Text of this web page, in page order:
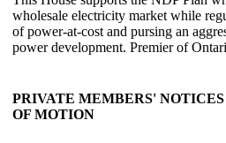
wholesale electricity market while
of power-at-cost and pursing an
power development. Premier of
PRIVATE MEMBERS' NOTICES
OF MOTION